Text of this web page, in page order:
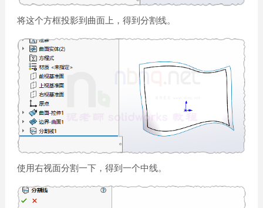
将这个方框投影到曲面上，得到分割线。
使用右视面分割一下，得到一个中线。